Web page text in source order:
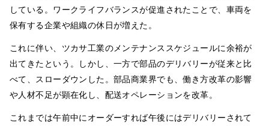
している。ワークライフバランスが促進されたことで、車両を
保有する企業や組織の休日が増えた。
これに伴い、ツカサ工業のメンテナンススケジュールに余裕が
出てきたという。しかし、一方で部品のデリバリーが従来と比
べて、スローダウンした。部品商業界でも、働き方改革の影響
や人材不足が顕在化し、配送オペレーションを改革。
これまでは午前中にオーダーすれば午後にはデリバリーされて